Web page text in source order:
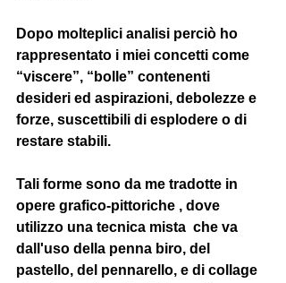
Dopo molteplici analisi perciò ho
rappresentato i miei concetti come
“viscere”, “bolle” contenenti
desideri ed aspirazioni, debolezze e
forze, suscettibili di esplodere o di
restare stabili.
Tali forme sono da me tradotte in
opere grafico-pittoriche , dove
utilizzo una tecnica mista  che va
dall'uso della penna biro, del
pastello, del pennarello, e di collage